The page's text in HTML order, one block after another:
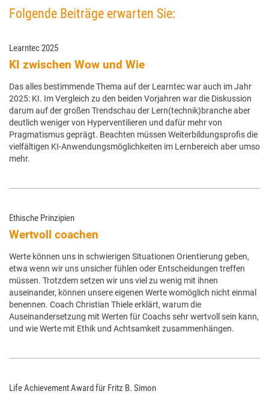
Folgende Beiträge erwarten Sie:
Learntec 2025
KI zwischen Wow und Wie
Das alles bestimmende Thema auf der Learntec war auch im Jahr
2025: KI. Im Vergleich zu den beiden Vorjahren war die Diskussion
darum auf der großen Trendschau der Lern(technik)branche aber
deutlich weniger von Hyperventilieren und dafür mehr von
Pragmatismus geprägt. Beachten müssen Weiterbildungsprofis die
vielfältigen KI-Anwendungsmöglichkeiten im Lernbereich aber umso
mehr.
Ethische Prinzipien
Wertvoll coachen
Werte können uns in schwierigen Situationen Orientierung geben,
etwa wenn wir uns unsicher fühlen oder Entscheidungen treffen
müssen. Trotzdem setzen wir uns viel zu wenig mit ihnen
auseinander, können unsere eigenen Werte womöglich nicht einmal
benennen. Coach Christian Thiele erklärt, warum die
Auseinandersetzung mit Werten für Coachs sehr wertvoll sein kann,
und wie Werte mit Ethik und Achtsamkeit zusammenhängen.
Life Achievement Award für Fritz B. Simon